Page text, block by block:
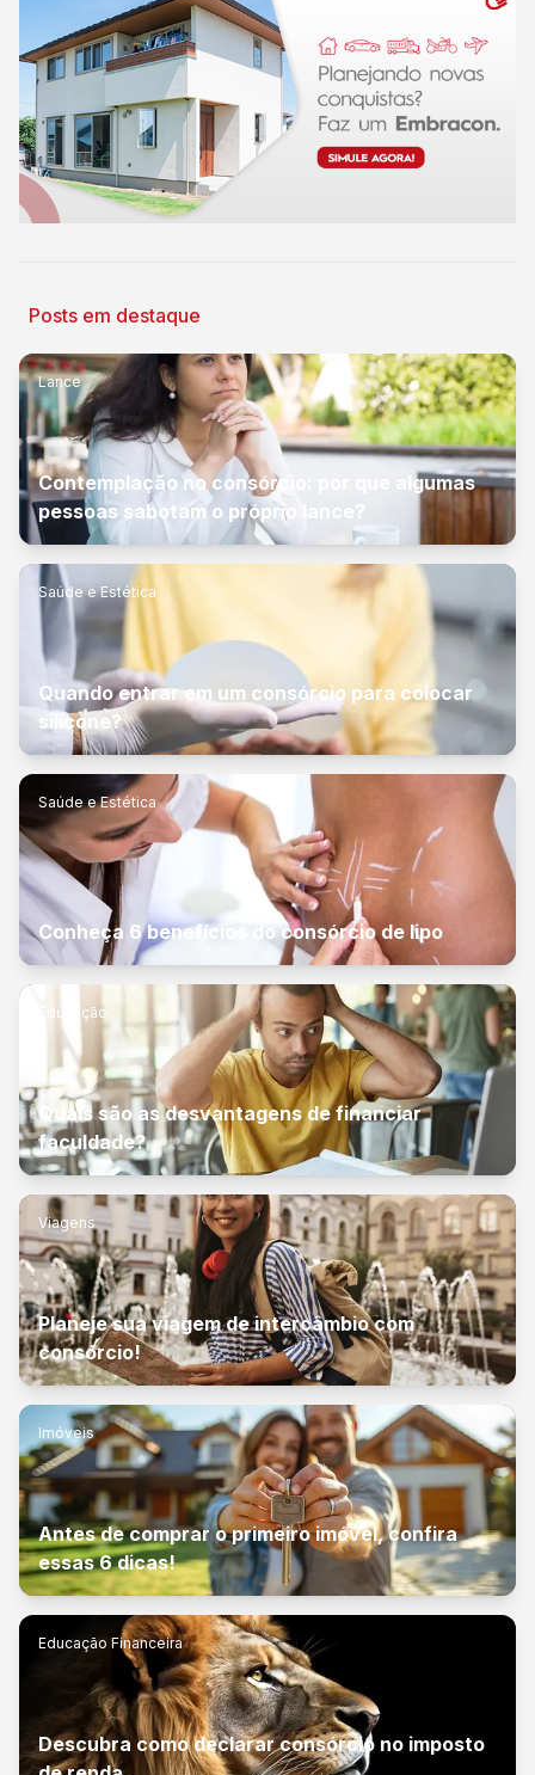
Posts em destaque
Lance
Contemplação no consórcio: por que algumas
pessoas sabotam o próprio lance?
Saúde e Estética
Quando entrar em um consórcio para colocar
silicone?
Saúde e Estética
Conheça 6 benefícios do consórcio de lipo
Educação
Quais são as desvantagens de financiar
faculdade?
Viagens
Planeje sua viagem de intercâmbio com
consórcio!
Imóveis
Antes de comprar o primeiro imóvel, confira
essas 6 dicas!
Educação Financeira
Descubra como declarar consórcio no imposto